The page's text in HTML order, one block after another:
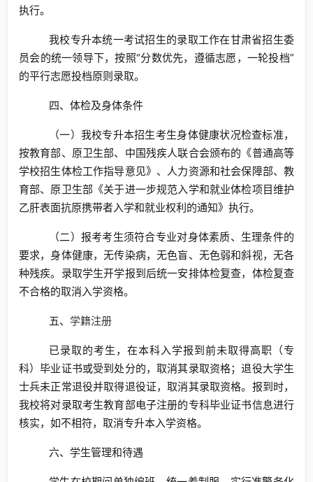
执行。
我校专升本统一考试招生的录取工作在甘肃省招生委
员会的统一领导下，按照“分数优先，遵循志愿，一轮投档”
的平行志愿投档原则录取。
四、体检及身体条件
（一）我校专升本招生考生身体健康状况检查标准，
按教育部、原卫生部、中国残疾人联合会颁布的《普通高等
学校招生体检工作指导意见》、人力资源和社会保障部、教
育部、原卫生部《关于进一步规范入学和就业体检项目维护
乙肝表面抗原携带者入学和就业权利的通知》执行。
（二）报考考生须符合专业对身体素质、生理条件的
要求，身体健康，无传染病，无色盲、无色弱和斜视，无各
种残疾。录取学生开学报到后统一安排体检复查，体检复查
不合格的取消入学资格。
五、 学籍注册
已录取的考生，在本科入学报到前未取得高职（专
科）毕业证书或受到处分的，取消其录取资格；退役大学生
士兵未正常退役并取得退役证，取消其录取资格。报到时，
我校将对录取考生教育部电子注册的专科毕业证书信息进行
核实，如不相符，取消专升本入学资格。
六、学生管理和待遇